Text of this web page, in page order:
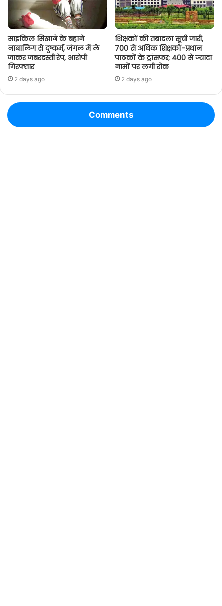
साइकिल सिखाने के बहाने
नाबालिग से दुष्कर्म, जंगल में ले
जाकर जबरदस्ती रेप, आरोपी
गिरफ्तार
2 days ago
शिक्षकों की तबादला सूची जारी,
700 से अधिक शिक्षकों-प्रधान
पाठकों के ट्रांसफर; 400 से ज्यादा
नामों पर लगी रोक
2 days ago
Comments